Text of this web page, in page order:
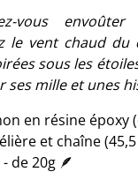
vous
le vent chaud
sous les
ses mille et unes
en résine époxy
et chaîne
de 20g 🪶